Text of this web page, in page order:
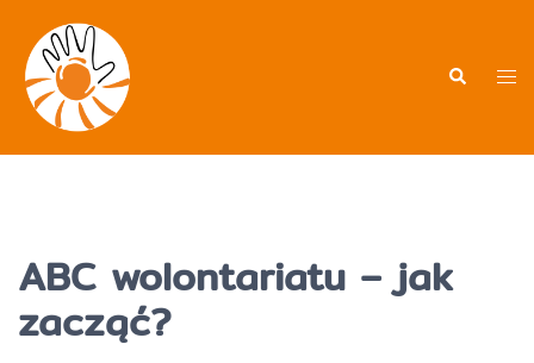
treści
ABC wolontariatu – jak
zacząć?